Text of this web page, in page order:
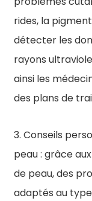
rides, la
détecter les
rayons
ainsi les
des plans de
3. Conseils
peau : grâce
de peau, des
adaptés au